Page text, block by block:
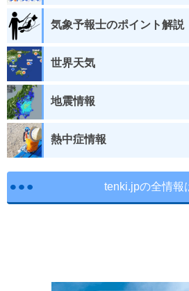
気象予報士のポイント解説
世界天気
地震情報
熱中症情報
tenki.jpの全情報